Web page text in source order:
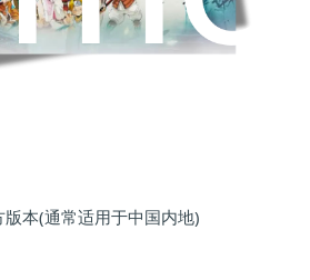
本(通常适用于中国内地)